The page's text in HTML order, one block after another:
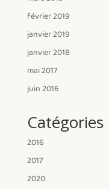
février 2019
janvier 2019
janvier 2018
mai 2017
juin 2016
Catégories
2016
2017
2020